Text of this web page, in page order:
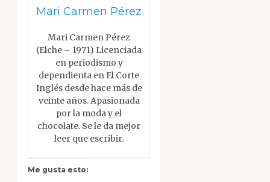
Mari Carmen Pérez
Mari Carmen Pérez
(Elche – 1971) Licenciada
en periodismo y
dependienta en El Corte
Inglés desde hace más de
veinte años. Apasionada
por la moda y el
chocolate. Se le da mejor
leer que escribir.
Me gusta esto: